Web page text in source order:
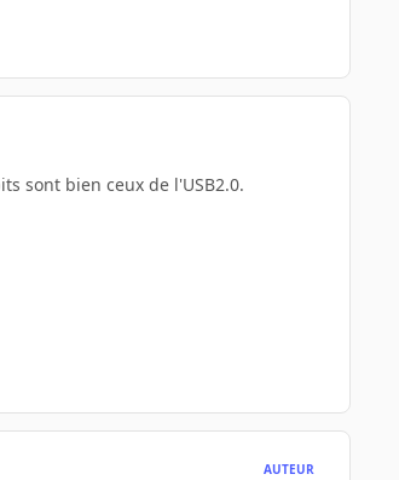
sont bien ceux de l'USB2.0.
AUTEUR